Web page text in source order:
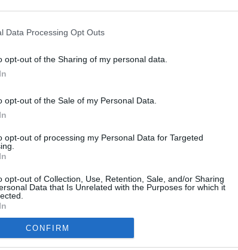
Data Processing Opt Outs
opt-out of the Sharing of my personal data.
opt-out of the Sale of my Personal Data.
opt-out of processing my Personal Data for Targeted
opt-out of Collection, Use, Retention, Sale, and/or Sharing
Data that Is Unrelated with the Purposes for which it
CONFIRM
Ayuso señaló por la compra del ático: "Lo que no se dice es
residencia oficial para la presidenta"
Ayuso no puede destinar directamente la venta del ático de
por los incendios